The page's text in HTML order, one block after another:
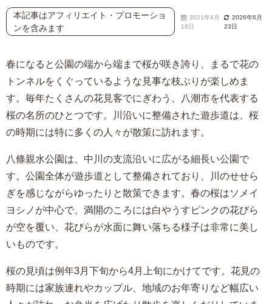
本記事はアフィリエイト・プロモーショ
ンを含みます
2021年4月
18日
2026年6月
23日
春になると公園の端から端まで桜が咲き誇り、まるで花の
トンネルをくぐっているような見事な枝ぶりが楽しめま
す。毎年たくさんの花見客でにぎわう、八潮市を代表する
桜の名所のひとつです。川沿いに整備された遊歩道は、桜
の時期には特に多くの人々が散策に訪れます。
八條親水公園は、中川の支流沿いに広がる細長い公園で
す。公園全体が遊歩道として整備されており、川のせせら
ぎを感じながらゆったりと散策できます。春の桜はソメイ
ヨシノが中心で、満開のころには白やうすピンクの花びら
が空を覆い、花びらが水面に舞い落ちる様子は非常に美し
いものです。
桜の見頃は例年3月下旬から4月上旬にかけてです。花見の
時期には家族連れやカップル、地域のお年寄りなど幅広い